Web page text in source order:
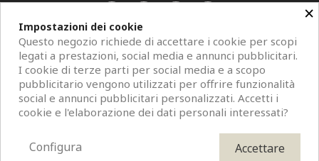
Copyright © 2026 Centro Specchi. Mestre (Venezia) P.IVA 04962320273.
×
Impostazioni dei cookie
Questo negozio richiede di accettare i cookie per scopi
legati a prestazioni, social media e annunci pubblicitari.
I cookie di terze parti per social media e a scopo
pubblicitario vengono utilizzati per offrire funzionalità
social e annunci pubblicitari personalizzati. Accetti i
cookie e l'elaborazione dei dati personali interessati?
Accettare
Configura